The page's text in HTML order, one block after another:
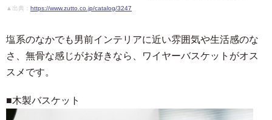
▲出典： https://www.zutto.co.jp/catalog/3247
塩系のなかでも男前インテリアに近い雰囲気や生活感のな
さ、無骨な感じがお好きなら、ワイヤーバスケットがオス
スメです。
■木製バスケット